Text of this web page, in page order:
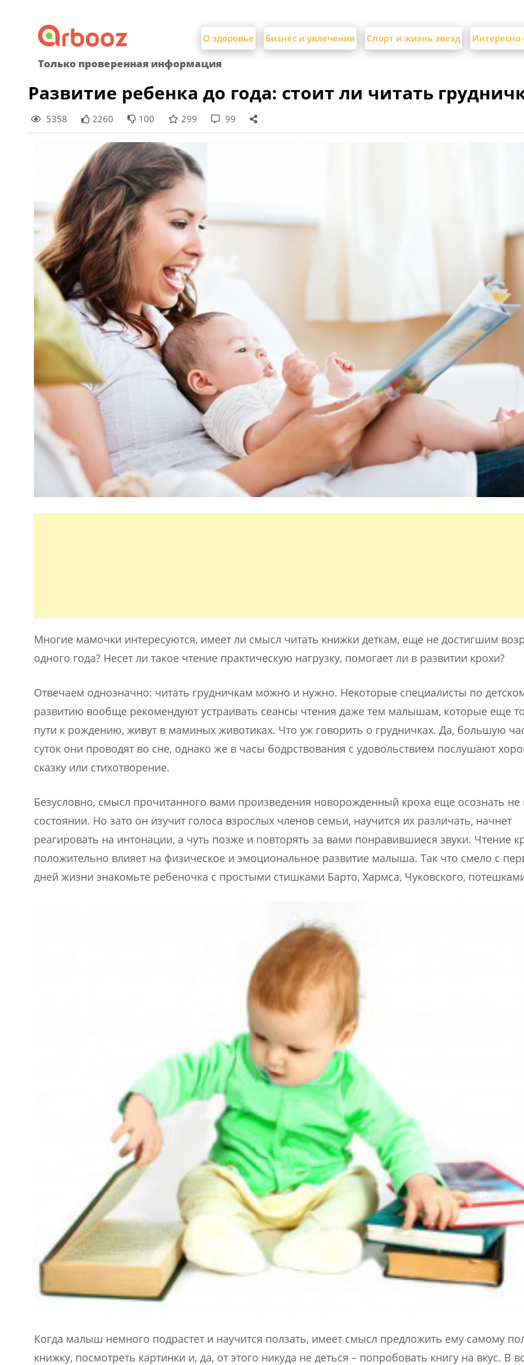
content
О здоровье Бизнес и увлечения Спорт и жизнь звезд
Только проверенная информация
Развитие ребенка до года: стоит ли читать
5358 2260 100 299 99
Многие мамочки интересуются, имеет ли смысл читать книжки деткам, еще не достигшим
одного года? Несет ли такое чтение практическую нагрузку, помогает ли в развитии крохи?
Отвечаем однозначно: читать грудничкам можно и нужно. Некоторые специалисты по
развитию вообще рекомендуют устраивать сеансы чтения даже тем малышам, которые еще
пути к рождению, живут в маминых животиках. Что уж говорить о грудничках. Да, большую
суток они проводят во сне, однако же в часы бодрствования с удовольствием послушают
сказку или стихотворение.
Безусловно, смысл прочитанного вами произведения новорожденный кроха еще осознать не
состоянии. Но зато он изучит голоса взрослых членов семьи, научится их различать, начнет
реагировать на интонации, а чуть позже и повторять за вами понравившиеся звуки. Чтение
положительно влияет на физическое и эмоциональное развитие малыша. Так что смело с
дней жизни знакомьте ребеночка с простыми стишками Барто, Хармса, Чуковского,
Когда малыш немного подрастет и научится ползать, имеет смысл предложить ему самому
книжку, посмотреть картинки и, да, от этого никуда не деться – попробовать книгу на вкус. В